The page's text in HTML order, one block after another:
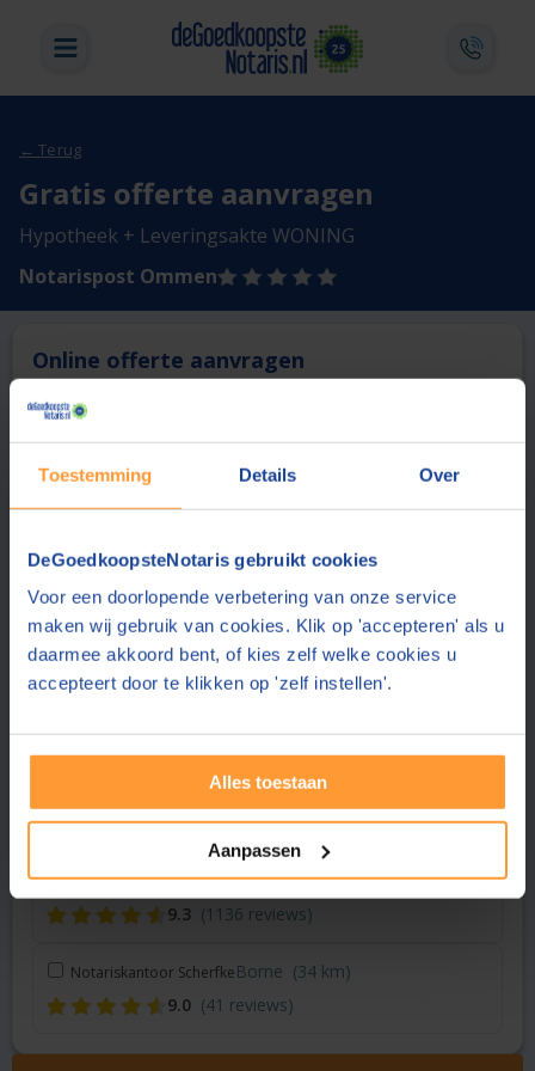
Toestemming Details Over
DeGoedkoopsteNotaris gebruikt cookies
Voor een doorlopende verbetering van onze service
maken wij gebruik van cookies. Klik op 'accepteren' als u
daarmee akkoord bent, of kies zelf welke cookies u
accepteert door te klikken op 'zelf instellen'.
Alles toestaan
Aanpassen
← Terug
Gratis offerte aanvragen
Hypotheek + Leveringsakte WONING
Notarispost Ommen
Online offerte aanvragen
Deze notaris biedt momenteel niet de mogelijkheid online
1 Vergelijk en bespaar
Vraag een offerte aan bij een andere notaris in de buurt
Hof NotarissenVriezenveen (20 km)
9.3
(1136 reviews)
Noaber notarissen Vriezenveen
9.1 (43 reviews)
Hoekstra & Partners NotarissenZwolle
8.8 (283 reviews)
Hof NotarissenGoor (33 km)
9.3 (1136 reviews)
Notariskantoor ScherfkeBorne (34 km)
9.0 (41 reviews)